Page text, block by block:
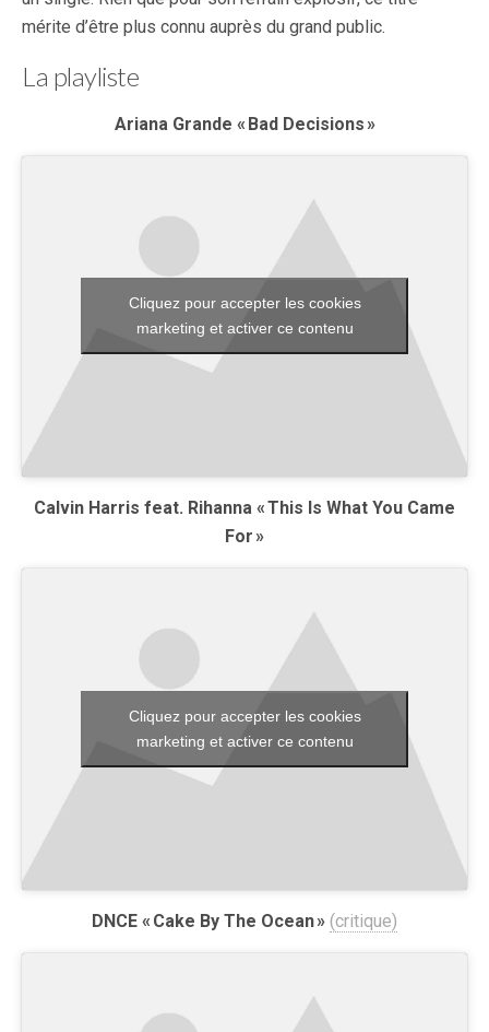
mérite d’être plus connu auprès du grand public.
La playliste
Ariana Grande « Bad Decisions »
Cliquez pour accepter les cookies
marketing et activer ce contenu
Calvin Harris feat. Rihanna « This Is What You Came
For »
Cliquez pour accepter les cookies
marketing et activer ce contenu
DNCE « Cake By The Ocean » (critique)